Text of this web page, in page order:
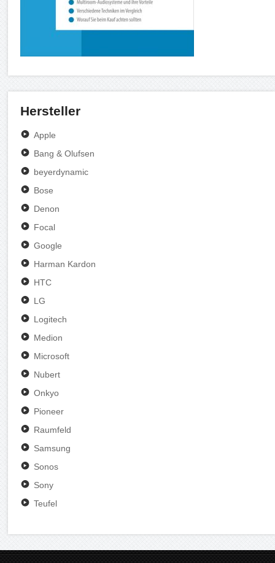
Hersteller
Apple
Bang & Olufsen
beyerdynamic
Bose
Denon
Focal
Google
Harman Kardon
HTC
LG
Logitech
Medion
Microsoft
Nubert
Onkyo
Pioneer
Raumfeld
Samsung
Sonos
Sony
Teufel